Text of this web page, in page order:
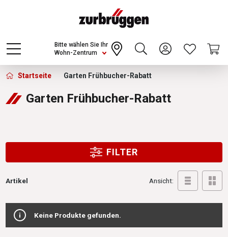
Choose a different country or region to see
content for your location and shop online
CONTINUE
Wohn-Zentrum
Bitte wählen Sie Ihr
Zurbrüggen - Garten Frühbucher-Rabatt
Startseite Garten Frühbucher-Rabatt
Garten Frühbucher-Rabatt
FILTER
Artikel Ansicht:
Keine Produkte gefunden.